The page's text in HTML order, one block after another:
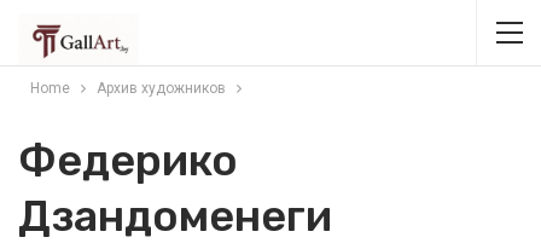
Home Архив художников
Федерико
Дзандоменеги